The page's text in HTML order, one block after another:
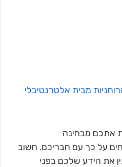
מבית אלטרנטיבלי
אתכם מבחינה
על כך עם חבריכם. חשוב
את הידע שלכם בפני